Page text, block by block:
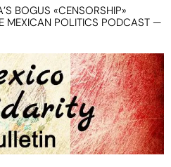
BOGUS «CENSORSHIP»
MEXICAN POLITICS PODCAST —